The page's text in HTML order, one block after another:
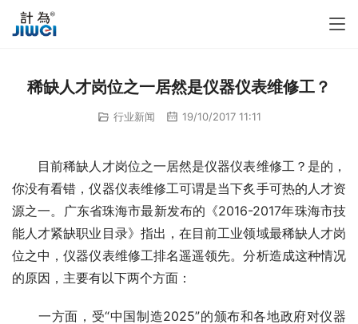
稀缺人才岗位之一居然是仪器仪表维修工？
行业新闻 19/10/2017 11:11
目前稀缺人才岗位之一居然是仪器仪表维修工？是的，
你没有看错，仪器仪表维修工可谓是当下炙手可热的人才资
源之一。广东省珠海市最新发布的《2016-2017年珠海市技
能人才紧缺职业目录》指出，在目前工业领域最稀缺人才岗
位之中，仪器仪表维修工排名遥遥领先。分析造成这种情况
的原因，主要有以下两个方面：
一方面，受“中国制造2025”的颁布和各地政府对仪器